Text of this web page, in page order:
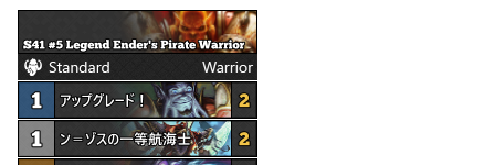
er
e
b
o
o
n
a
y
Li
n
k